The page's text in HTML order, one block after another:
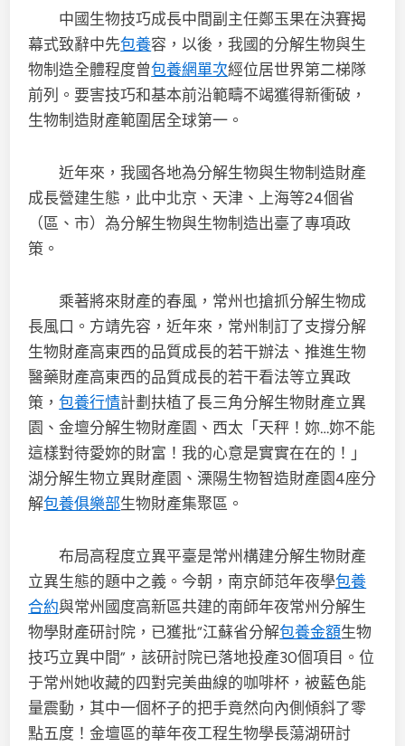
中國生物技巧成長中間副主任鄭玉果在決賽揭
幕式致辭中先包養容，以後，我國的分解生物與生
物制造全體程度曾包養網單次經位居世界第二梯隊
前列。要害技巧和基本前沿範疇不竭獲得新衝破，
生物制造財產範圍居全球第一。
近年來，我國各地為分解生物與生物制造財產
成長營建生態，此中北京、天津、上海等24個省
（區、市）為分解生物與生物制造出臺了專項政
策。
乘著將來財產的春風，常州也搶抓分解生物成
長風口。方靖先容，近年來，常州制訂了支撐分解
生物財產高東西的品質成長的若干辦法、推進生物
醫藥財產高東西的品質成長的若干看法等立異政
策，包養行情計劃扶植了長三角分解生物財產立異
園、金壇分解生物財產園、西太「天秤！妳…妳不能
這樣對待愛妳的財富！我的心意是實實在在的！」
湖分解生物立異財產園、溧陽生物智造財產園4座分
解包養俱樂部生物財產集聚區。
布局高程度立異平臺是常州構建分解生物財產
立異生態的題中之義。今朝，南京師范年夜學包養
合約與常州國度高新區共建的南師年夜常州分解生
物學財產研討院，已獲批“江蘇省分解包養金額生物
技巧立異中間”，該研討院已落地投產30個項目。位
于常州她收藏的四對完美曲線的咖啡杯，被藍色能
量震動，其中一個杯子的把手竟然向內側傾斜了零
點五度！金壇區的華年夜工程生物學長蕩湖研討